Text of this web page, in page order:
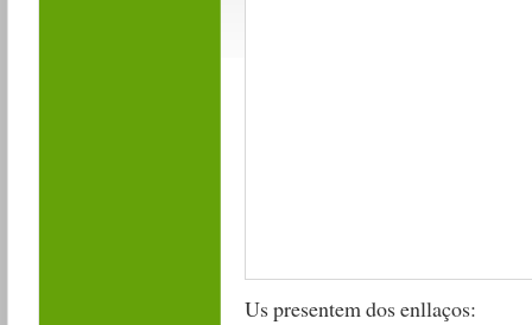
Us presentem dos enllaços: